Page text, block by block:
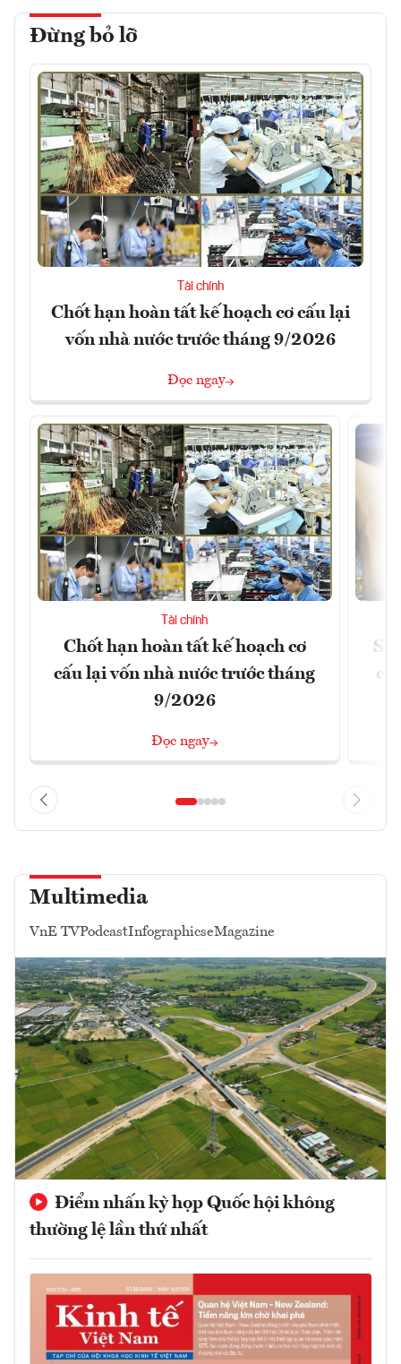
Đừng bỏ lỡ
Tài chính
Chốt hạn hoàn tất kế hoạch cơ cấu lại
vốn nhà nước trước tháng 9/2026
Đọc ngay
Tài chính
Chốt hạn hoàn tất kế hoạch cơ
cấu lại vốn nhà nước trước tháng
9/2026
Đọc ngay
Multimedia
VnE TVPodcastInfographicseMagazine
Điểm nhấn kỳ họp Quốc hội không
thường lệ lần thứ nhất